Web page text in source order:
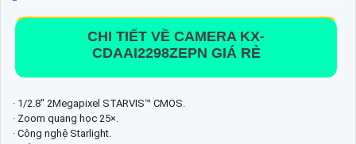
CHI TIẾT VỀ CAMERA KX-
CDAAI2298ZEPN GIÁ RẺ
· 1/2.8" 2Megapixel STARVIS™ CMOS.
· Zoom quang học 25×.
· Công nghệ Starlight.